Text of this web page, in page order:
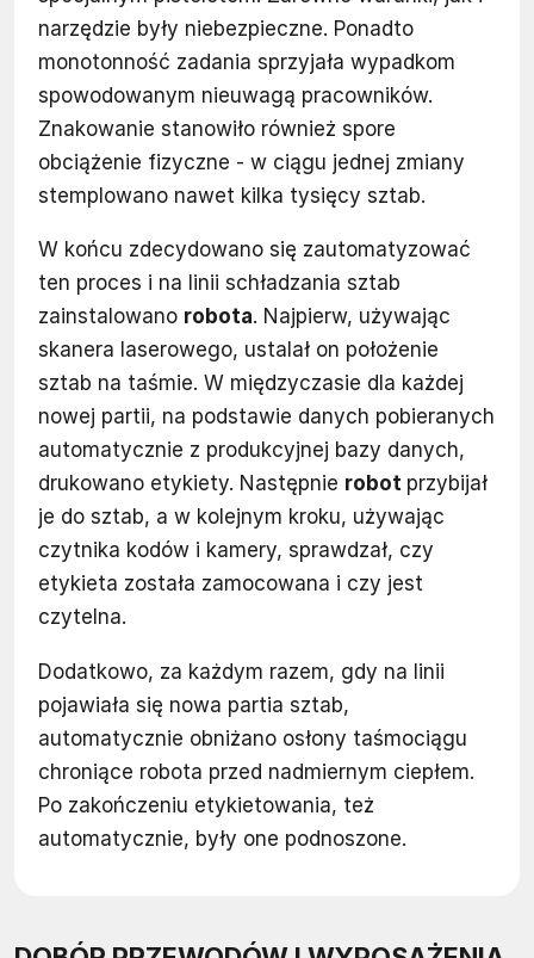
narzędzie były niebezpieczne. Ponadto
monotonność zadania sprzyjała wypadkom
spowodowanym nieuwagą pracowników.
Znakowanie stanowiło również spore
obciążenie fizyczne - w ciągu jednej zmiany
stemplowano nawet kilka tysięcy sztab.
W końcu zdecydowano się zautomatyzować
ten proces i na linii schładzania sztab
zainstalowano robota. Najpierw, używając
skanera laserowego, ustalał on położenie
sztab na taśmie. W międzyczasie dla każdej
nowej partii, na podstawie danych pobieranych
automatycznie z produkcyjnej bazy danych,
drukowano etykiety. Następnie robot przybijał
je do sztab, a w kolejnym kroku, używając
czytnika kodów i kamery, sprawdzał, czy
etykieta została zamocowana i czy jest
czytelna.
Dodatkowo, za każdym razem, gdy na linii
pojawiała się nowa partia sztab,
automatycznie obniżano osłony taśmociągu
chroniące robota przed nadmiernym ciepłem.
Po zakończeniu etykietowania, też
automatycznie, były one podnoszone.